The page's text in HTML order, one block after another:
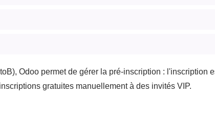
Odoo permet de gérer la pré-inscription : l'inscription
gratuites manuellement à des invités VIP.